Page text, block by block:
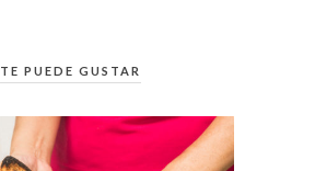
TE PUEDE GUSTAR